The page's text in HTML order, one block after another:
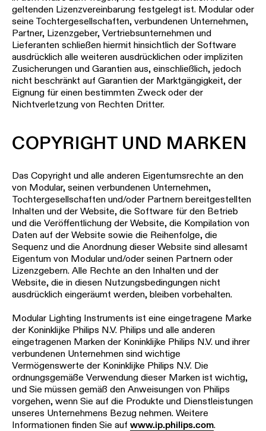
geltenden Lizenzvereinbarung festgelegt ist. Modular oder
seine Tochtergesellschaften, verbundenen Unternehmen,
Partner, Lizenzgeber, Vertriebsunternehmen und
Lieferanten schließen hiermit hinsichtlich der Software
ausdrücklich alle weiteren ausdrücklichen oder impliziten
Zusicherungen und Garantien aus, einschließlich, jedoch
nicht beschränkt auf Garantien der Marktgängigkeit, der
Eignung für einen bestimmten Zweck oder der
Nichtverletzung von Rechten Dritter.
COPYRIGHT UND MARKEN
Das Copyright und alle anderen Eigentumsrechte an den
von Modular, seinen verbundenen Unternehmen,
Tochtergesellschaften und/oder Partnern bereitgestellten
Inhalten und der Website, die Software für den Betrieb
und die Veröffentlichung der Website, die Kompilation von
Daten auf der Website sowie die Reihenfolge, die
Sequenz und die Anordnung dieser Website sind allesamt
Eigentum von Modular und/oder seinen Partnern oder
Lizenzgebern. Alle Rechte an den Inhalten und der
Website, die in diesen Nutzungsbedingungen nicht
ausdrücklich eingeräumt werden, bleiben vorbehalten.
Modular Lighting Instruments ist eine eingetragene Marke
der Koninklijke Philips N.V. Philips und alle anderen
eingetragenen Marken der Koninklijke Philips N.V. und ihrer
verbundenen Unternehmen sind wichtige
Vermögenswerte der Koninklijke Philips N.V. Die
ordnungsgemäße Verwendung dieser Marken ist wichtig,
und Sie müssen gemäß den Anweisungen von Philips
vorgehen, wenn Sie auf die Produkte und Dienstleistungen
unseres Unternehmens Bezug nehmen. Weitere
Informationen finden Sie auf www.ip.philips.com.